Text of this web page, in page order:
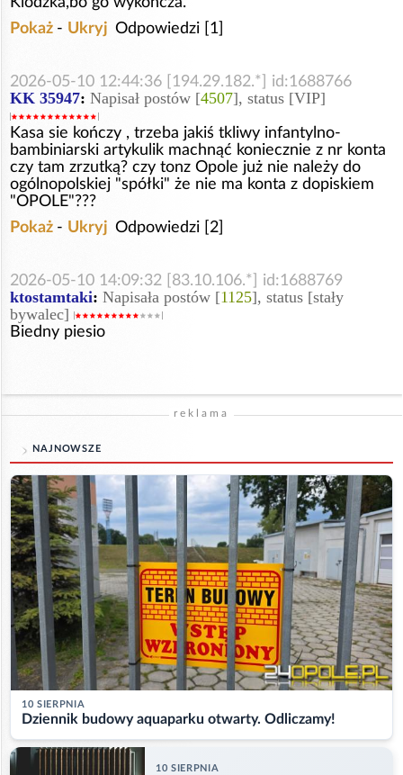
Pokaż - Ukryj Odpowiedzi [1]
2026-05-10 12:44:36 [194.29.182.*] id:1688766
KK 35947: Napisał postów [4507], status [VIP]
Kasa sie kończy , trzeba jakiś tkliwy infantylno-
bambiniarski artykulik machnąć koniecznie z nr konta
czy tam zrzutką? czy tonz Opole już nie należy do
ogólnopolskiej "spółki" że nie ma konta z dopiskiem
"OPOLE"???
Pokaż - Ukryj Odpowiedzi [2]
2026-05-10 14:09:32 [83.10.106.*] id:1688769
ktostamtaki: Napisała postów [1125], status [stały
bywalec]
Biedny piesio
reklama
NAJNOWSZE
10 SIERPNIA
Dziennik budowy aquaparku otwarty. Odliczamy!
10 SIERPNIA